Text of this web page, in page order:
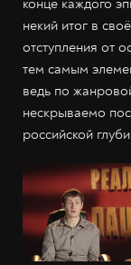
конце каждого
некий итог в
отступления от
тем самым
ведь по
нескрываемо
российской